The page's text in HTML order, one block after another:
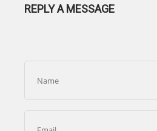
REPLY A MESSAGE